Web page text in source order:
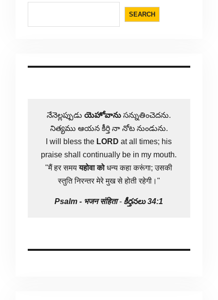
SEARCH
నేనెల్లప్పుడుయెహోవాను సన్నుతించెదను.
నిత్యము ఆయన కీర్తి నా నోట నుండును.
I will bless the LORD at all times; his
praise shall continually be in my mouth.
"मैं हर समययहोवा कोधन्य कहा करूंगा; उसकी
स्तुति निरन्तर मेरे मुख से होती रहेगी।"
Psalm - भजन संहिता- కీర్తనలు 34:1